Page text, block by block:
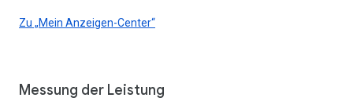
Zu „Mein Anzeigen-Center“
Messung der Leistung